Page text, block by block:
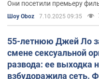
Они посетили премьеру
Шоу Oboz 7.10.2025 09:35
55-летнюю Джей Ло
смене сексуальной
развода: ее выходка
взбудоражила сеть.